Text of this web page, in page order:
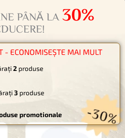
și site-ul web în acest navigator
comentez.
PÂNĂ LA 30%
- ECONOMISEȘTE MAI MULT